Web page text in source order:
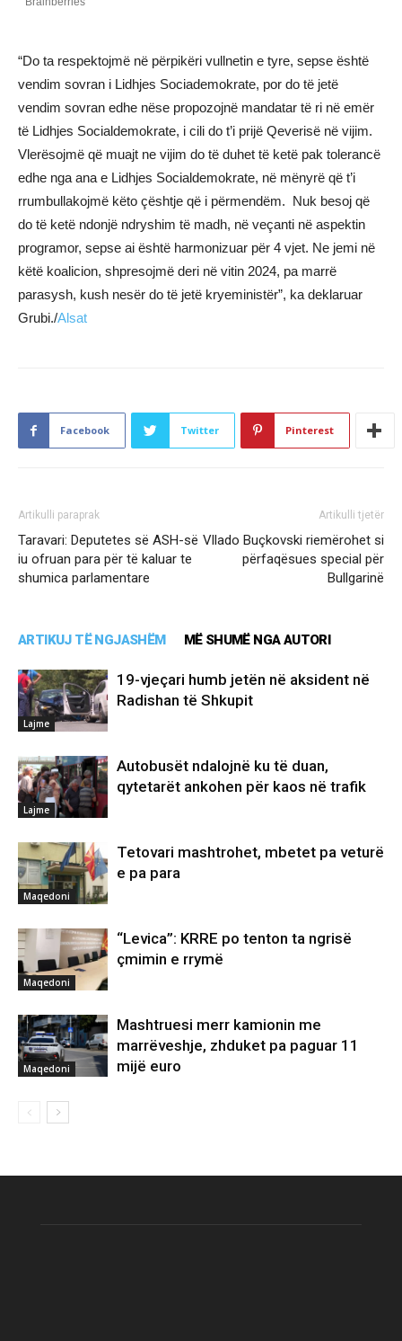
“Do ta respektojmë në përpikëri vullnetin e tyre, sepse është
vendim sovran i Lidhjes Sociademokrate, por do të jetë
vendim sovran edhe nëse propozojnë mandatar të ri në emër
të Lidhjes Socialdemokrate, i cili do t’i prijë Qeverisë në vijim.
Vlerësojmë që muajt ne vijim do të duhet të ketë pak tolerancë
edhe nga ana e Lidhjes Socialdemokrate, në mënyrë që t’i
rrumbullakojmë këto çështje që i përmendëm. Nuk besoj që
do të ketë ndonjë ndryshim të madh, në veçanti në aspektin
programor, sepse ai është harmonizuar për 4 vjet. Ne jemi në
këtë koalicion, shpresojmë deri në vitin 2024, pa marrë
parasysh, kush nesër do të jetë kryeministër”, ka deklaruar
Grubi./Alsat
Facebook Twitter Pinterest
Artikulli paraprak
Taravari: Deputetes së ASH-së
iu ofruan para për të kaluar te
shumica parlamentare
Artikulli tjetër
Vllado Buçkovski riemërohet si
përfaqësues special për
Bullgarinë
ARTIKUJ TË NGJASHËM MË SHUMË NGA AUTORI
Lajme
19-vjeçari humb jetën në aksident në
Radishan të Shkupit
Lajme
Autobusët ndalojnë ku të duan,
qytetarët ankohen për kaos në trafik
Maqedoni
Tetovari mashtrohet, mbetet pa veturë
e pa para
Maqedoni
“Levica”: KRRE po tenton ta ngrisë
çmimin e rrymë
Maqedoni
Mashtruesi merr kamionin me
marrëveshje, zhduket pa paguar 11
mijë euro